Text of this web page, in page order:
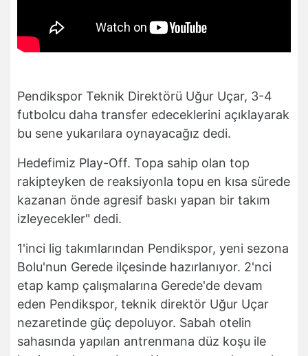
Pendikspor Teknik Direktörü Uğur Uçar, 3-4
futbolcu daha transfer edeceklerini açıklayarak
bu sene yukarılara oynayacağız dedi.
Hedefimiz Play-Off. Topa sahip olan top
rakipteyken de reaksiyonla topu en kısa sürede
kazanan önde agresif baskı yapan bir takım
izleyecekler" dedi.
1'inci lig takımlarından Pendikspor, yeni sezona
Bolu'nun Gerede ilçesinde hazırlanıyor. 2'nci
etap kamp çalışmalarına Gerede'de devam
eden Pendikspor, teknik direktör Uğur Uçar
nezaretinde güç depoluyor. Sabah otelin
sahasında yapılan antrenmana düz koşu ile